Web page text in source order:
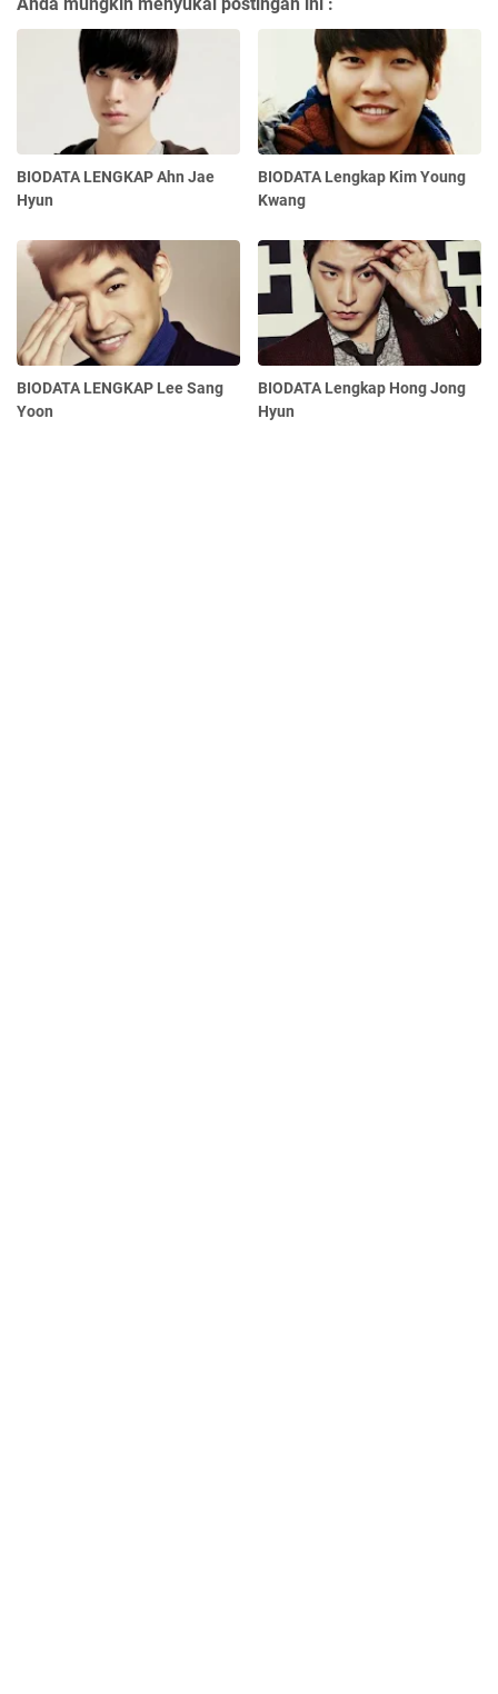
BIODATA LENGKAP Ahn Jae
Hyun
BIODATA Lengkap Kim Young
Kwang
BIODATA LENGKAP Lee Sang
Yoon
BIODATA Lengkap Hong Jong
Hyun